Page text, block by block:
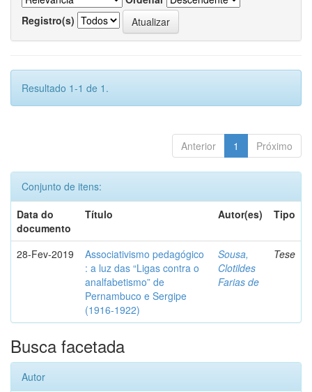
Registro(s)
Resultado 1-1 de 1.
Anterior 1 Próximo
Conjunto de itens:
Data do
documento
Título Autor(es) Tipo
28-Fev-2019
Associativismo pedagógico
: a luz das “Ligas contra o
analfabetismo” de
Pernambuco e Sergipe
(1916-1922)
Sousa,
Clotildes
Farias de
Tese
Busca facetada
Autor